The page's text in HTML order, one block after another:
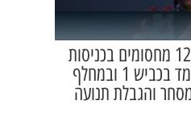
לקראת כניסת הסגר לתוקף, המשטרה תציב 12 מחסומים בכניסות
לערים • בין השאר יוצבו מחסומים במחלף חמד בכביש 1 ובמחלף
והגבלת תנועה